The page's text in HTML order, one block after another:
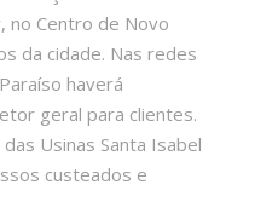
no Centro de Novo
da cidade. Nas redes
haverá
geral para clientes.
Usinas Santa Isabel
custeados e